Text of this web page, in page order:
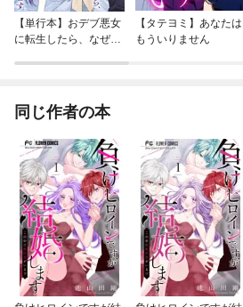
【単行本】おデブ悪女
に転生したら、なぜか
【タテヨミ】あなたは
もういりません
同じ作者の本